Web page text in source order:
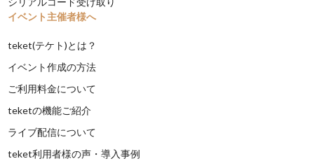
イベント主催者様へ
teket(テケト)とは？
イベント作成の方法
ご利用料金について
teketの機能ご紹介
ライブ配信について
teket利用者様の声・導入事例